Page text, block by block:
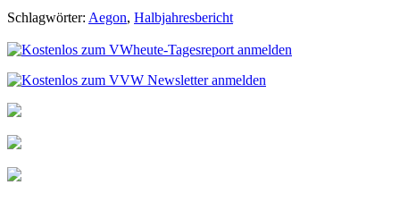
Schlagwörter: Aegon, Halbjahresbericht